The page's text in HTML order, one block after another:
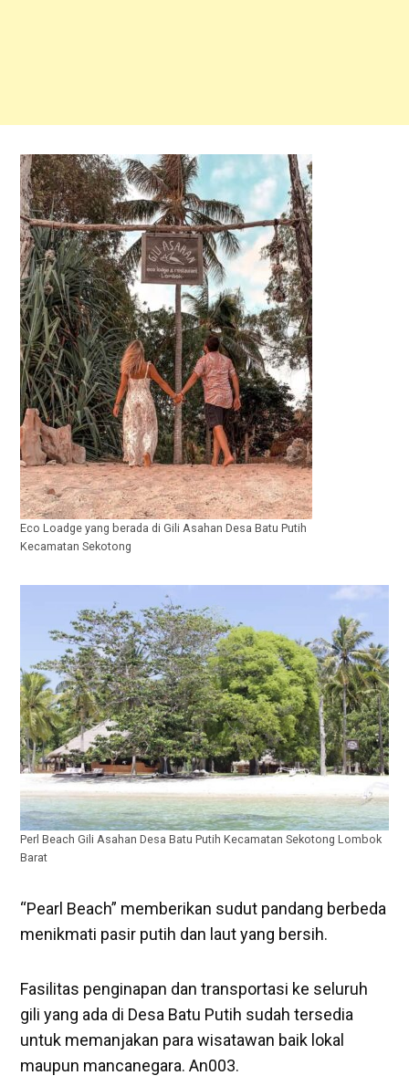
Eco Loadge yang berada di Gili Asahan Desa Batu Putih
Kecamatan Sekotong
Perl Beach Gili Asahan Desa Batu Putih Kecamatan Sekotong Lombok
Barat
“Pearl Beach” memberikan sudut pandang berbeda
menikmati pasir putih dan laut yang bersih.
Fasilitas penginapan dan transportasi ke seluruh
gili yang ada di Desa Batu Putih sudah tersedia
untuk memanjakan para wisatawan baik lokal
maupun mancanegara. An003.